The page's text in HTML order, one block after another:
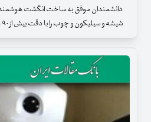
دانشمندان موفق به ساخت انگشت
شیشه و سیلیکون و چوب را با دقت بیش از ۹۰ درصد شناسایی می‌کند.